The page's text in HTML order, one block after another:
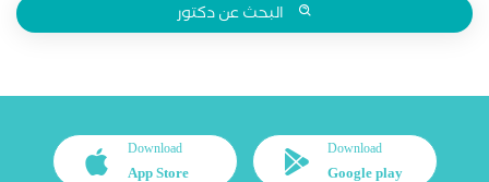
البحث عن دكتور
Download
Google play
Download
App Store